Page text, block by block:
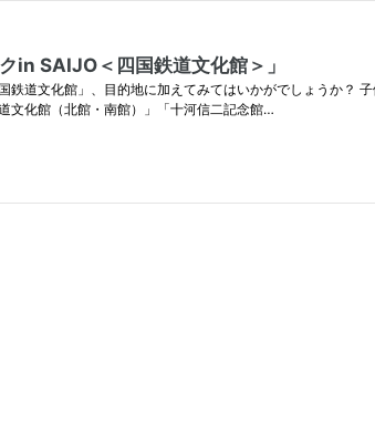
in SAIJO＜四国鉄道文化館＞」
鉄道文化館」、目的地に加えてみてはいかがでしょうか？
文化館（北館・南館）」「十河信二記念館…